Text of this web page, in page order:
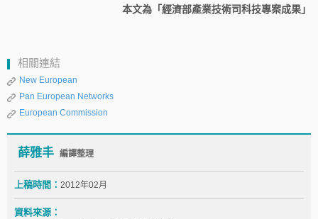
本文為「經濟部產業技術司科技專案成果」
相關連結
New European
Pan European Networks
European Commission
薛雅丰 編譯整理
上稿時間： 2012年02月
資料來源：